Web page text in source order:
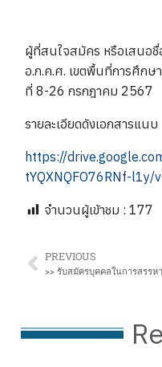
ผู้ที่สนใจสมัคร หรือเสนอ
อ.ก.ค.ศ. เขตพื้นที่การศึกษ
ที่ 8-26 กรกฎาคม 2567
รายละเอียดดังเอกสารแนบ
https://
tYQXNQFO76RNf-l1y/
จำนวนผู้เข้าชม : 177
PREVIOUS